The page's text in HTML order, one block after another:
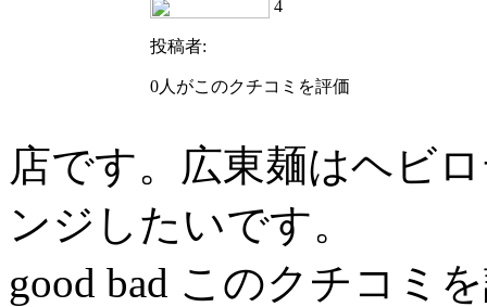
4
投稿者:
0人がこのクチコミを評価
店です。広東麺はヘビ
ンジしたいです。
good bad このクチコミ